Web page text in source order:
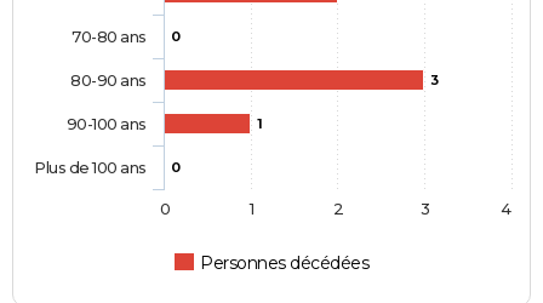
0
3
1
0
Personnes décédées
70-80 ans
80-90 ans
90-100 ans
Plus de 100 ans
0 1 2 3 4